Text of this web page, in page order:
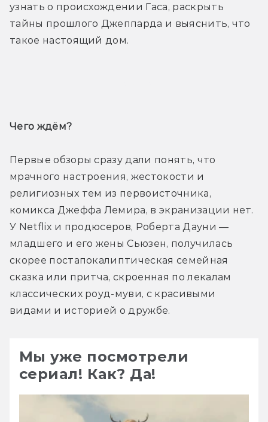
узнать о происхождении Гаса, раскрыть
тайны прошлого Джеппарда и выяснить, что
такое настоящий дом.
Чего ждём?
Первые обзоры сразу дали понять, что
мрачного настроения, жестокости и
религиозных тем из первоисточника,
комикса Джеффа Лемира, в экранизации нет.
У Netflix и продюсеров, Роберта Дауни —
младшего и его жены Сьюзен, получилась
скорее постапокалиптическая семейная
сказка или притча, скроенная по лекалам
классических роуд-муви, с красивыми
видами и историей о дружбе.
Мы уже посмотрели
сериал! Как? Да!